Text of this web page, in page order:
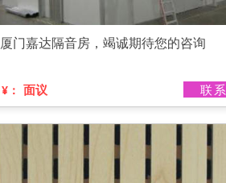
厦门嘉达隔音房，竭诚期待您的咨询
¥： 面议 联系